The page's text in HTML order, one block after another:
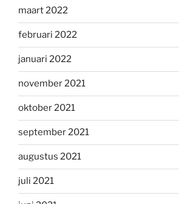
maart 2022
februari 2022
januari 2022
november 2021
oktober 2021
september 2021
augustus 2021
juli 2021